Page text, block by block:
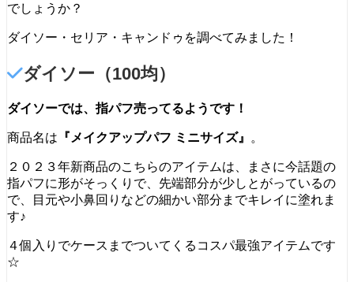
でしょうか？
ダイソー・セリア・キャンドゥを調べてみました！
ダイソー（100均）
ダイソーでは、指パフ売ってるようです！
商品名は 『メイクアップパフ ミニサイズ』 。
２０２３年新商品のこちらのアイテムは、まさに今話題の
指パフに形がそっくりで、先端部分が少しとがっているの
で、目元や小鼻回りなどの細かい部分までキレイに塗れま
す♪
４個入りでケースまでついてくるコスパ最強アイテムです
☆